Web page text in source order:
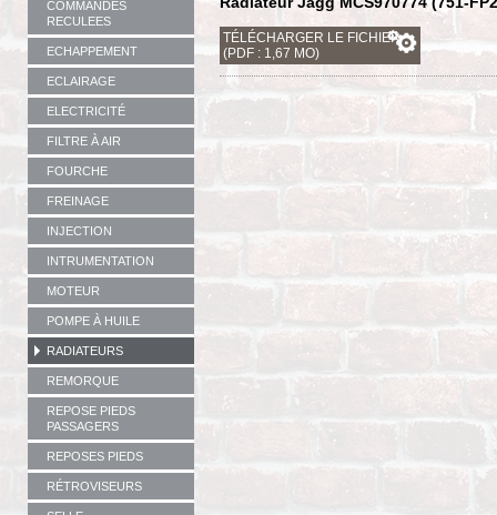
COMMANDES
RECULEES
ECHAPPEMENT
ECLAIRAGE
ELECTRICITÉ
FILTRE À AIR
FOURCHE
FREINAGE
INJECTION
INTRUMENTATION
MOTEUR
POMPE À HUILE
RADIATEURS
REMORQUE
REPOSE PIEDS
PASSAGERS
REPOSES PIEDS
RÉTROVISEURS
TÉLÉCHARGER LE FICHIER
(PDF : 1,67 MO)